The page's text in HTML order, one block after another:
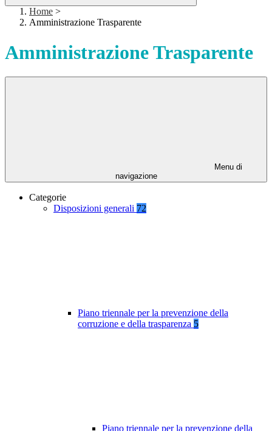
Home >
Amministrazione Trasparente
Amministrazione Trasparente
Menu di
navigazione
Categorie
Disposizioni generali 72
Piano triennale per la prevenzione della
corruzione e della trasparenza 5
Piano triennale per la prevenzione della